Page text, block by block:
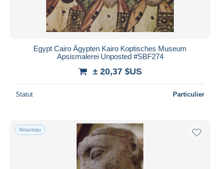
Egypt Cairo Ägypten Kairo Koptisches Museum
Apsismalerei Unposted #SBF274
± 20,37 $US
Statut Particulier
Nouveau